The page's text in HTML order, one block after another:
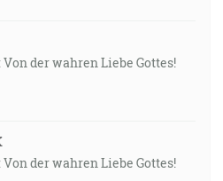
Von der wahren Liebe Gottes!
Von der wahren Liebe Gottes!